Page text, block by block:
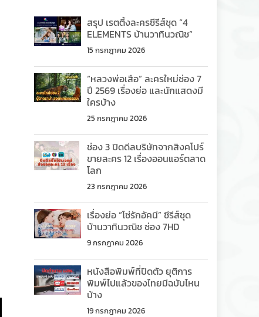
สรุป เรตติ้งละครซีรีส์ชุด “4
ELEMENTS บ้านวาทินวณิช”
15 กรกฎาคม 2026
“หลวงพ่อเสือ” ละครใหม่ช่อง 7
ปี 2569 เรื่องย่อ และนักแสดงมี
ใครบ้าง
25 กรกฎาคม 2026
ช่อง 3 ปิดดีลบริษัทจากสิงคโปร์
ขายละคร 12 เรื่องออนแอร์ตลาด
โลก
23 กรกฎาคม 2026
เรื่องย่อ “โซ่รักอัคนี” ซีรีส์ชุด
บ้านวาทินวณิช ช่อง 7HD
9 กรกฎาคม 2026
หนังสือพิมพ์ที่ปิดตัว ยุติการ
พิมพ์ไปแล้วของไทยมีฉบับไหน
บ้าง
19 กรกฎาคม 2026